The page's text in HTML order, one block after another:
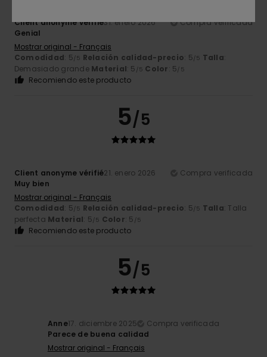
Client anonyme vérifié31. enero 2026
Compra verificada
Genial
Mostrar original - Français
Comodidad: 5/5 Relación calidad-precio: 5/5 Talla:
Demasiado grande Material: 5 /5 Color: 5/5
Recomiendo este producto
5/5
Client anonyme vérifié21. enero 2026
Compra verificada
Muy bien
Mostrar original - Français
Comodidad: 5/5 Relación calidad-precio: 5/5 Talla: Talla
perfecta Material: 5/5 Color: 5 /5
Recomiendo este producto
5/5
Anne17. diciembre 2025
Compra verificada
Parece de buena calidad
Mostrar original - Français